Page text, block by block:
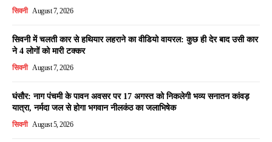
सिवनी August 7, 2026
सिवनी में चलती कार से हथियार लहराने का वीडियो वायरल: कुछ ही देर बाद उसी कार
ने 4 लोगों को मारी टक्कर
सिवनी August 7, 2026
घंसौर: नाग पंचमी के पावन अवसर पर 17 अगस्त को निकलेगी भव्य सनातन कांवड़
यात्रा, नर्मदा जल से होगा भगवान नीलकंठ का जलाभिषेक
सिवनी August 5, 2026